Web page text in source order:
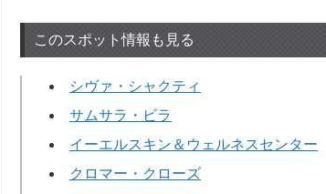
このスポット情報も見る
シヴァ・シャクティ
サムサラ・ビラ
イーエルスキン＆ウェルネスセンター
クロマー・クローズ